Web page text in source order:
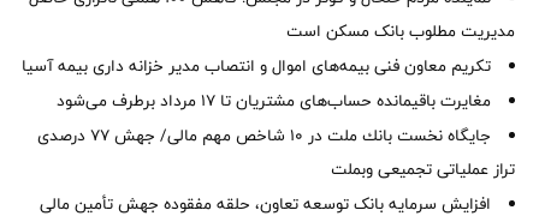
مدیریت مطلوب بانک مسکن است
تکریم معاون فنی بیمه‌های اموال و انتصاب مدیر خزانه داری بیمه آسیا
مغایرت‌ باقیمانده حساب‌های مشتریان تا ۱۷ مرداد برطرف می‌شود
جایگاه نخست بانك ملت در 10 شاخص مهم مالی/ جهش 77 درصدی
تراز عملیاتی تجمیعی وبملت
افزایش سرمایه بانک توسعه تعاون، حلقه مفقوده جهش تأمین مالی